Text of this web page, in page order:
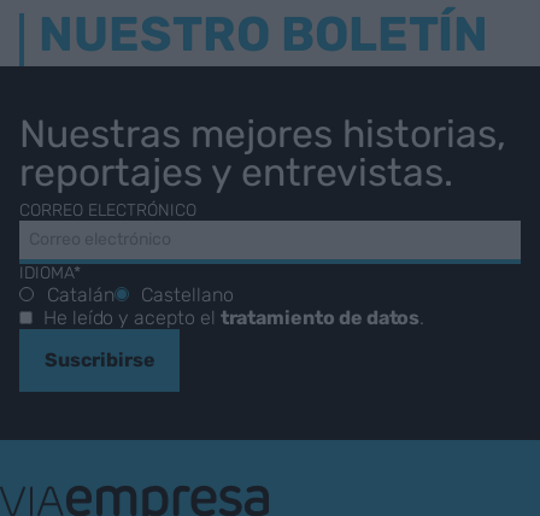
NUESTRO BOLETÍN
Nuestras mejores historias,
reportajes y entrevistas.
CORREO ELECTRÓNICO
IDIOMA*
Catalán
Castellano
He leído y acepto el tratamiento de datos.
Suscribirse